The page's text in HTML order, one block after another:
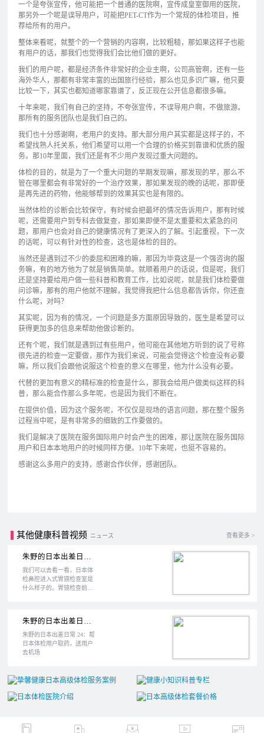
一个是夸张宣传，他可能把一个普通的医院啊，宣传成皇室御用的医院，
那另外一个呢是误导用户，可能把PET-CT作为一个常规的体检项目，推
荐给所有的用户。
整体来看呢，就整个的一个营销的内容啊，比较粗糙，那如果这样子也能
有用户的话，那我们也觉得我们会比他们做的更好。
我们的用户呢，都是经济条件非常好的企业主啊，公司高管啊，还有一些
海外华人，那都有非常丰富的出国旅行经验，那么也见多识广嘛，他只要
比较一下，其实也都知道哪家靠谱了，反正现在公开信息都很多嘛。
十年来呢，我们有自己的坚持，不夸张宣传，不误导用户啊，不做旅游。
那所有的服务团队也是我们自己的。
我们也十分感谢啊，老用户的支持。那大部分用户其实都是这样子的，不
希望找熟人托关系，他们希望可以用一个合理的价格买到靠谱和优质的服
务。那10年里面，我们还是有不少用户发现过重大问题的。
体检的目的，就是为了一个重大问题的早期发现嘛，那发现的早，那么不
管在哪里都会有非常好的一个治疗效果，那如果发现的晚的话呢，那即使
是再先进的药物，他能够帮到的效果其实也是有限的。
当然体检的诊断会比较保守，有时候会把最坏的情况告诉用户，那有时候
呢，还需要用户到专科去做复查，那如果即便不是太重要和太紧急的问
题，那用户也会对自己的健康情况有了更深入的了解。引起重视，下一次
的话呢，可以有针对性的检查，这也是体检的目的。
当然还是遇到过不少的委屈和困难的嘛，那因为毕竟这是一个强咨询的服
务嘛，有的地方他为了就是销售简单。就顺着用户的话说，但是呢，我们
还是坚持要给用户做一些科普和教育工作，比如说呢，就是我们体检要做
问诊嘛，那有的用户他就不理解，我觉得我把什么信息都告诉你，你还查
什么呢，对吗？
其实呢，因为有的情况，一个问题是多方面原因导致的，医生是希望可以
获得更加多的信息来帮助他做诊断的。
还有个呢，我们就是遇到过有些用户，他可能在其他地方听到的说了号称
很先进的检查一定要做，那作为我们来说，可能会觉得这个检查没有必要
嘛，所以我们会跟他说服这个检查的意义在哪里，他为什么没有必要。
代替的更加有意义的精标准的检查是什么，那我会给用户做类似这样的科
普，那么能合作那么多年呢，也是因为我们不断在。
在提供价值，因为这个服务呢，不仅仅是现场的语言问题，那在整个服务
过程当中呢，是有非常多的细致的工作要做的。
我们是解决了医院在服务国际用户时会产生的困难，那让医院在服务国际
用户和日本本地用户的时候同样方便。10年下来呢，也挺不容易的。
感谢这么多用户的支持，感谢合作伙伴，感谢团队。
其他健康科普视频 ニュース 查看更多 >
朱野的日本出差日常 45：日本高级体胃镜检查室
我们可以去看一看，日本体
检鼻腔进入式胃镜检查室是
什么样子的。胃镜检查前，
阪公立大学医学院附属医院
用的Fujifilm带AI人工智能的
胃镜设备，可以提示医生可
疑的内窥镜影像。胃镜室旁
是不可以进入的。
朱野的日本出差日常 24：帮
日本体检用户取药，送用户
去机场